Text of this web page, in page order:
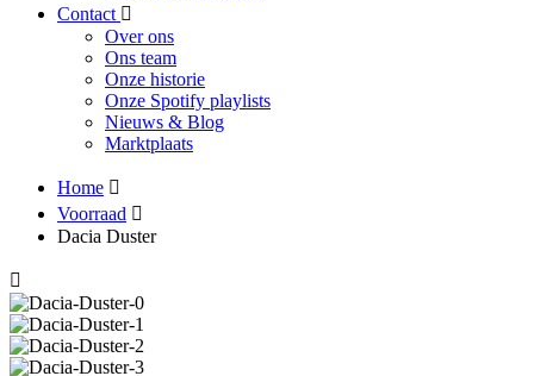
Contact
Over ons
Ons team
Onze historie
Onze Spotify playlists
Nieuws & Blog
Marktplaats
Home
Voorraad
Dacia Duster